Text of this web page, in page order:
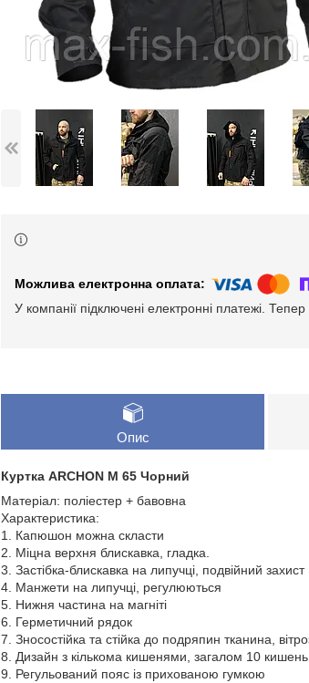
У компанії підключені електронні платежі.
Опис
Куртка ARCHON М 65 Чорний
Матеріал: поліестер + бавовна
Характеристика:
1. Капюшон можна скласти
2. Міцна верхня блискавка, гладка.
3. Застібка-блискавка на липучці, подвійний захист
4. Манжети на липучці, регулюються
5. Нижня частина на магніті
6. Герметичний рядок
7. Зносостійка та стійка до подряпин тканина,
8. Дизайн з кількома кишенями, загалом 10
9. Регульований пояс із прихованою гумкою